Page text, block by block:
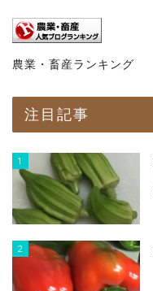
農業・畜産ランキング
注目記事
1
2